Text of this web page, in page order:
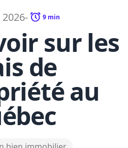
- 9 min
sur les
de
au